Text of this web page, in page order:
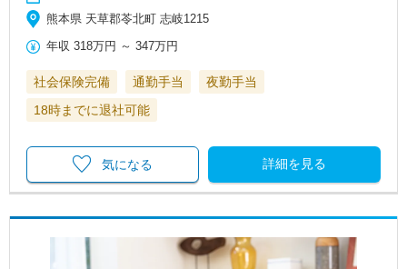
熊本県 天草郡苓北町 志岐1215
年収 318万円 ～347万円
社会保険完備 通勤手当
夜勤手当
18時までに退社可能
詳細を見る
気になる